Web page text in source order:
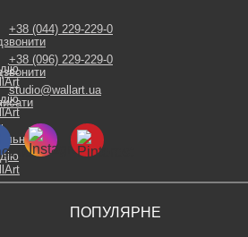
ПОПУЛЯРНЕ
+38 (044) 229-229-0
+38 (096) 229-229-0
studio@wallart.ua